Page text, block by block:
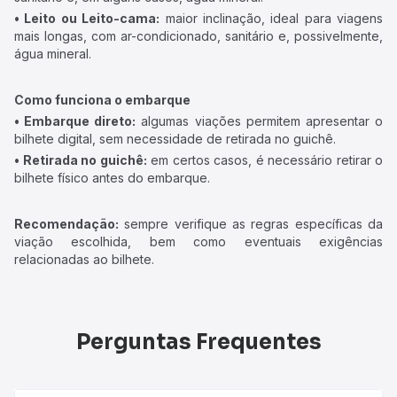
• Leito ou Leito-cama: maior inclinação, ideal para viagens
mais longas, com ar-condicionado, sanitário e, possivelmente,
água mineral.
Como funciona o embarque
• Embarque direto: algumas viações permitem apresentar o
bilhete digital, sem necessidade de retirada no guichê.
• Retirada no guichê: em certos casos, é necessário retirar o
bilhete físico antes do embarque.
Recomendação: sempre verifique as regras específicas da
viação escolhida, bem como eventuais exigências
relacionadas ao bilhete.
Perguntas Frequentes